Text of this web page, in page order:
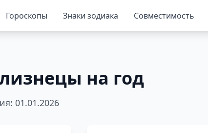
Гороскопы Знаки зодиака Совместимость
на год
01.01.2026